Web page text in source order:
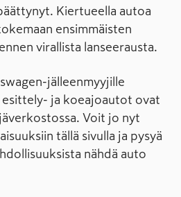
Kiertueella autoa
ensimmäisten
virallista lanseerausta.
jälleenmyyjille
esittely- ja koeajoautot ovat
Voit jo nyt
tällä sivulla ja pysyä
nähdä auto